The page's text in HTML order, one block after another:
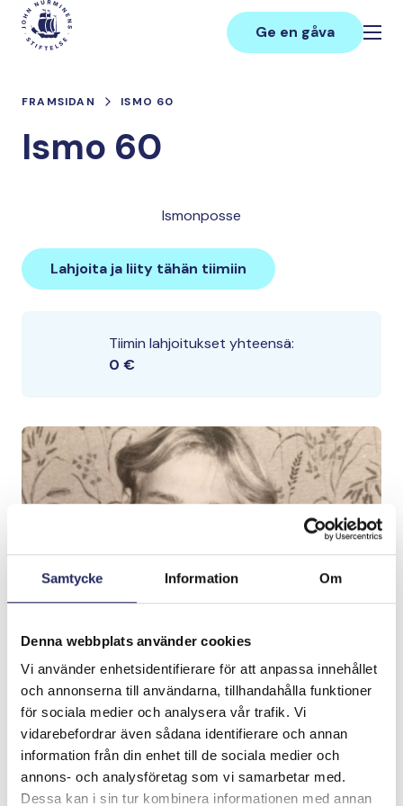
Samtycke Information Om
Denna webbplats använder cookies
Vi använder enhetsidentifierare för att anpassa innehållet
och annonserna till användarna, tillhandahålla funktioner
för sociala medier och analysera vår trafik. Vi
vidarebefordrar även sådana identifierare och annan
information från din enhet till de sociala medier och
annons- och analysföretag som vi samarbetar med.
Dessa kan i sin tur kombinera informationen med annan
Hoppa
innehåll
Main
Ge en gåva
FRAMSIDAN ISMO 60
Ismo 60
Ismonposse
Lahjoita ja liity tähän tiimiin
Tiimin lahjoitukset yhteensä:
0 €